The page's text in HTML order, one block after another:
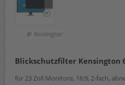
29,0 Zoll
32,0 Zoll
Blickschutzfilter Kensington
für 23 Zoll Monitore, 16:9, 2-fach,